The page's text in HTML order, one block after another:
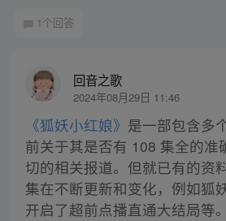
1个回答
回音之歌
2024年08月29日 11:46
《狐妖小红娘》 是一部包含多
前关于其是否有 108 集全的准
切的相关报道。但就已有的资
集在不断更新和变化，例如狐
开启了超前点播直通大结局等。